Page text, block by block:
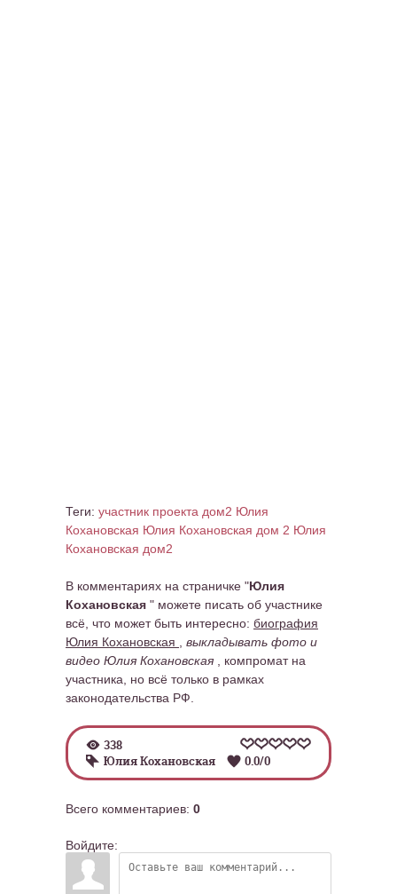
Теги: участник проекта дом2 Юлия
Кохановская Юлия Кохановская дом 2 Юлия
Кохановская дом2
В комментариях на страничке "Юлия
Кохановская " можете писать об участнике
всё, что может быть интересно: биография
Юлия Кохановская
выкладывать фото и
видео Юлия Кохановская
, компромат на
участника, но всё только в рамках
законодательства РФ.
338
Юлия Кохановская
0.0/0
Всего комментариев: 0
Войдите: